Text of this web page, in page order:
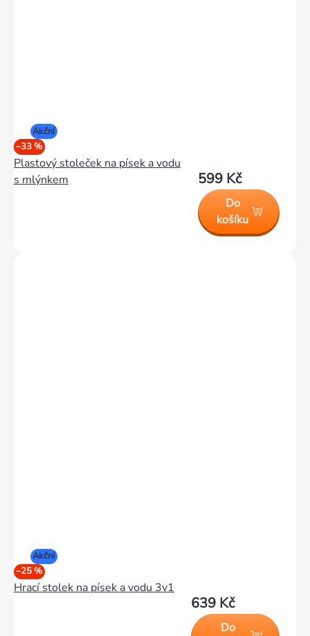
Akční
–33 %
Plastový stoleček na písek a vodu
s mlýnkem
599 Kč
Do
košíku
Akční
–25 %
Hrací stolek na písek a vodu 3v1
639 Kč
Do